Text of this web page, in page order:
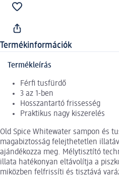
Termékinformációk
Termékleírás
Férfi tusfürdő
3 az 1-ben
Hosszantartó frissesség
Praktikus nagy kiszerelés
Old Spice Whitewater sampon és
magabiztosság felejthetetlen
ajándékozza meg. Mélytisztító
illata hatékonyan eltávolítja a
miközben felfrissíti és tisztává